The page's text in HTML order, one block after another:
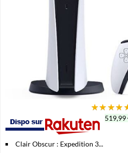
★★★★
519,99
Clair Obscur : Expedition 3...